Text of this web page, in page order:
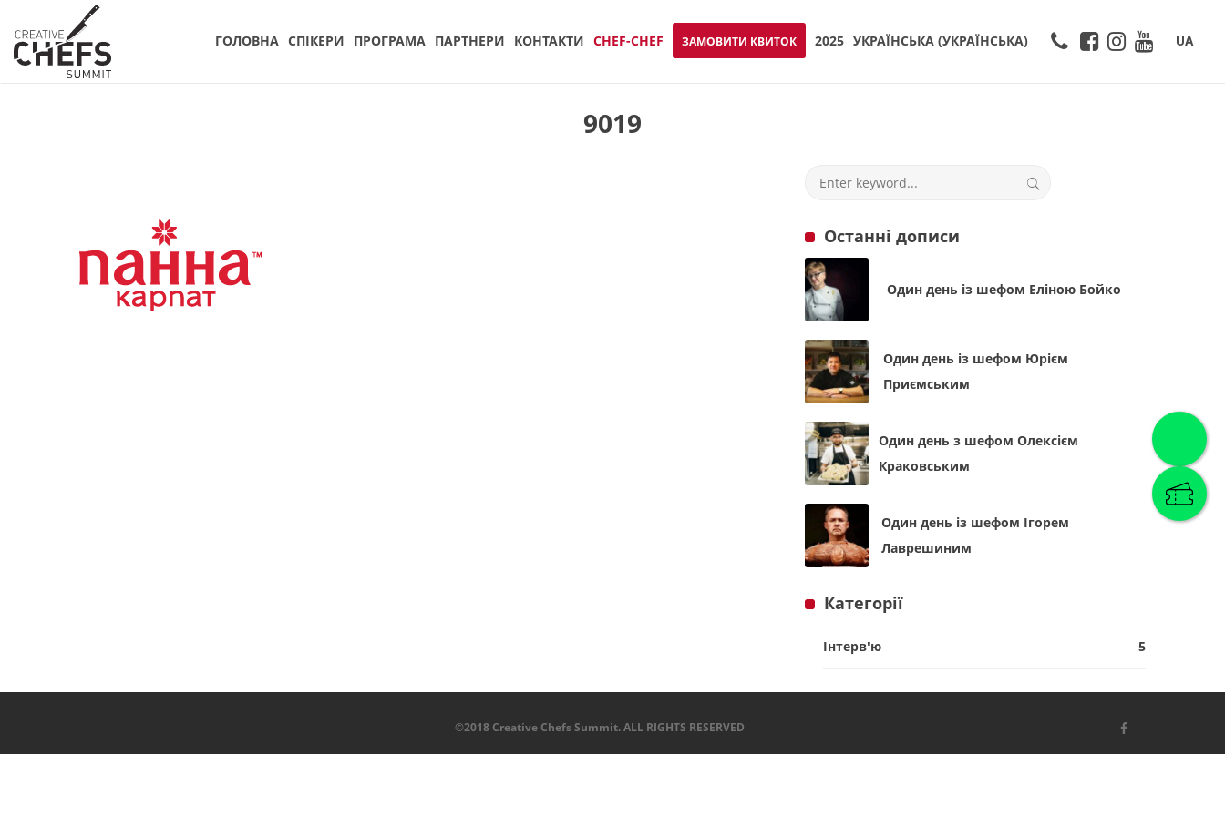
ГОЛОВНА СПIКЕРИ ПРОГРАМА ПАРТНЕРИ КОНТАКТИ CHEF-CHEF ЗАМОВИТИ КВИТОК 2025 УКРАЇНСЬКА (УКРАЇНСЬКА) UA
9019
Останні дописи
Один день із шефом Еліною Бойко
Один день із шефом Юрієм
Приємським
Один день з шефом Олексієм
Краковським
Один день із шефом Ігорем
Лаврешиним
Категорії
Інтерв'ю 5
©2018 Creative Chefs Summit. ALL RIGHTS RESERVED